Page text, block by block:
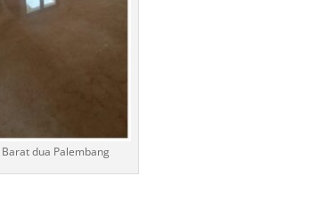
dua Palembang